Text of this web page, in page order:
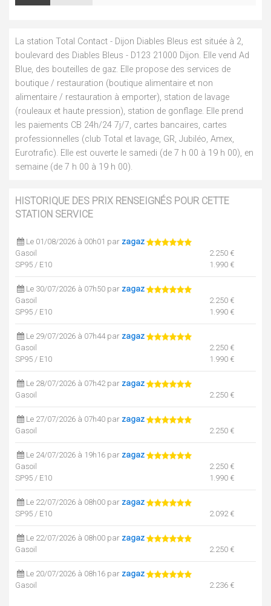
La station Total Contact - Dijon Diables Bleus est située à 2,
boulevard des Diables Bleus - D123 21000 Dijon. Elle vend Ad
Blue, des bouteilles de gaz. Elle propose des services de
boutique / restauration (boutique alimentaire et non
alimentaire / restauration à emporter), station de lavage
(rouleaux et haute pression), station de gonflage. Elle prend
les paiements CB 24h/24 7j/7, cartes bancaires, cartes
professionnelles (club Total et lavage, GR, Jubiléo, Amex,
Eurotrafic). Elle est ouverte le samedi (de 7 h 00 à 19 h 00), en
semaine (de 7 h 00 à 19 h 00).
HISTORIQUE DES PRIX RENSEIGNÉS POUR CETTE
STATION SERVICE
Le 01/08/2026 à 00h01 par zagaz
Gasoil
2.250 €
SP95 / E10
1.990 €
Le 30/07/2026 à 07h50 par zagaz
Gasoil
2.250 €
SP95 / E10
1.990 €
Le 29/07/2026 à 07h44 par zagaz
Gasoil
2.250 €
SP95 / E10
1.990 €
Le 28/07/2026 à 07h42 par zagaz
Gasoil
2.250 €
Le 27/07/2026 à 07h40 par zagaz
Gasoil
2.250 €
Le 24/07/2026 à 19h16 par zagaz
Gasoil
2.250 €
SP95 / E10
1.990 €
Le 22/07/2026 à 08h00 par zagaz
SP95 / E10
2.092 €
Le 22/07/2026 à 08h00 par zagaz
Gasoil
2.250 €
Le 20/07/2026 à 08h16 par zagaz
Gasoil
2.236 €